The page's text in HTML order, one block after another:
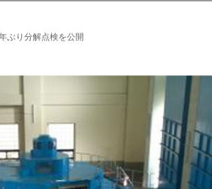
ぶり分解点検を公開